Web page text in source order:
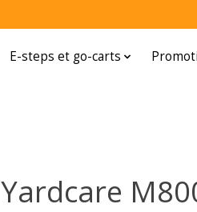
E-steps et go-carts
Yardcare